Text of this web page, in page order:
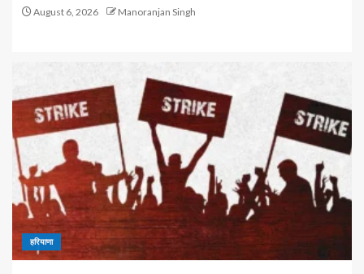
August 6, 2026 Manoranjan Singh
हरियाणा